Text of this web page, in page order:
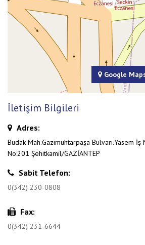
Google
İletişim Bilgileri
Adres:
Budak Mah.Gazimuhtarpaşa Bulvarı.Yasem İş
No:201 Şehitkamil/GAZİANTEP
Sabit Telefon:
0(342) 230-0808
Fax:
0(342) 231-6644